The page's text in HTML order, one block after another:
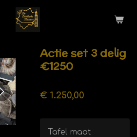
Actie set 3 delig
€1250
€ 1.250,00
Tafel maat